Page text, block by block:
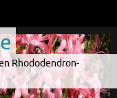
Rhododendron-